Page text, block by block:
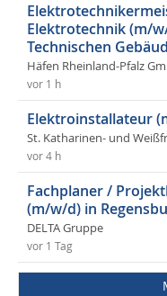
Elektrotechnik (m/
Technischen
Häfen Rheinland-Pfalz
vor 1 h
Elektroinstallateur
St. Katharinen- und
vor 4 h
Fachplaner /
(m/w/d) in
DELTA Gruppe
vor 1 Tag